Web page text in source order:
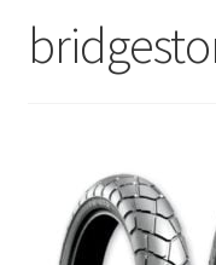
Vinkit&ohjeet